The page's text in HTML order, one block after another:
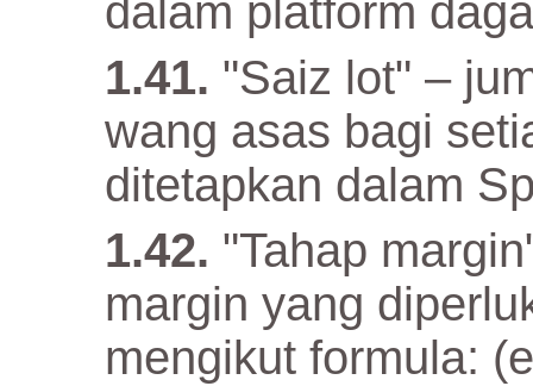
dalam platform
"Saiz lot" –
wang asas bagi
ditetapkan dalam
"Tahap
margin yang
mengikut formula: